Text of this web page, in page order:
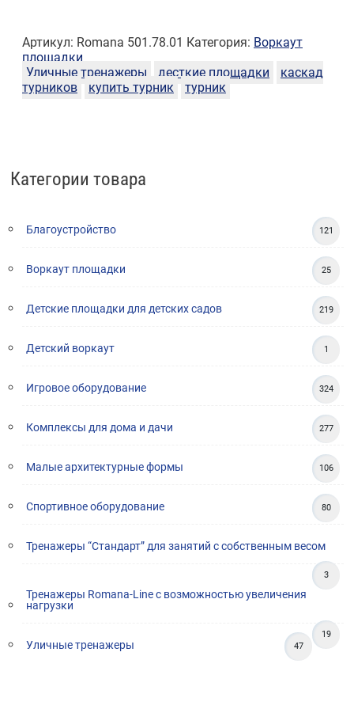
Категории товара
Благоустройство 121
Воркаут площадки 25
Детские площадки для детских садов 219
Детский воркаут 1
Игровое оборудование 324
Комплексы для дома и дачи 277
Малые архитектурные формы 106
Спортивное оборудование 80
Тренажеры “Стандарт” для занятий с собственным весом
3
Тренажеры Romana-Line с возможностью увеличения
нагрузки
19
Уличные тренажеры 47
Артикул: Romana 501.78.01 Категория: Воркаут
площадки
Уличные тренажеры
десткие площадки
каскад
турников
купить турник турник